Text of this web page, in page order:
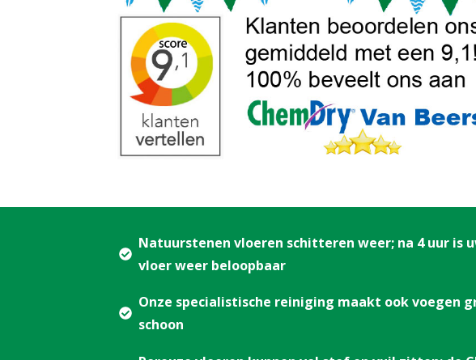
Natuurstenen vloeren schitteren weer; na 4 uur is
vloer weer beloopbaar
Onze specialistische reiniging maakt ook voegen
schoon